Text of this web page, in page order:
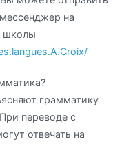
на
школы
грамматику
переводе с
отвечать на